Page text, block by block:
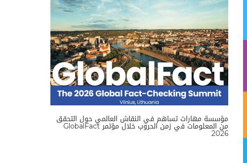
مؤسسة مهارات تساهم في النقاش العالمي حول التحقق
من المعلومات في زمن الحروب خلال مؤتمر GlobalFact
2026